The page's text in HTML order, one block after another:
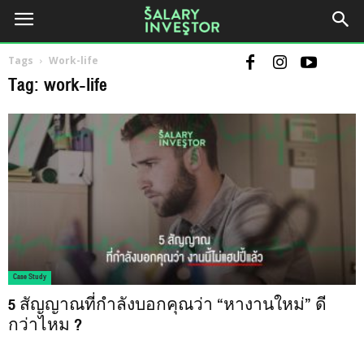
Tags Work-life
Tag: work-life
Case Study
5 สัญญาณที่กำลังบอกคุณว่า “หางานใหม่” ดี
กว่าไหม ?